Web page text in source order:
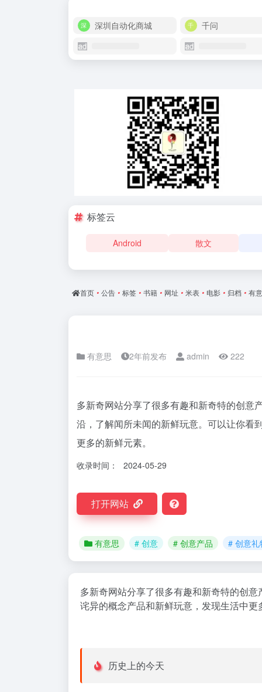
深圳自动化商城 千问
标签云
Android 散文
首页 • 公告 • 标签 • 书籍 • 网址 • 米表 • 电影 • 归档 • 有
有意思 2年前发布 admin 222
多新奇网站分享了很多有趣和新奇特的创意
沿，了解闻所未闻的新鲜玩意。可以让你看
更多的新鲜元素。
收录时间： 2024-05-29
打开网站
有意思 # 创意 # 创意产品 # 创意礼
多新奇网站分享了很多有趣和新奇特的创
诧异的概念产品和新鲜玩意，发现生活中更
历史上的今天